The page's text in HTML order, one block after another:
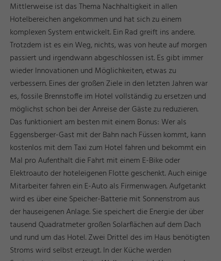
Mittlerweise ist das Thema Nachhaltigkeit in allen
Hotelbereichen angekommen und hat sich zu einem
komplexen System entwickelt. Ein Rad greift ins andere.
Trotzdem ist es ein Weg, nichts, was von heute auf morgen
passiert und irgendwann abgeschlossen ist. Es gibt immer
wieder Innovationen und Möglichkeiten, etwas zu
verbessern. Eines der großen Ziele in den letzten Jahren war
es, fossile Brennstoffe im Hotel vollständig zu ersetzen und
möglichst schon bei der Anreise der Gäste zu reduzieren.
Das funktioniert am besten mit einem Bonus: Wer als
Eggensberger-Gast mit der Bahn nach Füssen kommt, kann
kostenlos mit dem Taxi zum Hotel fahren und bekommt ein
Mal pro Aufenthalt die Fahrt mit einem E-Bike oder
Elektroauto der hoteleigenen Flotte geschenkt. Auch einige
Mitarbeiter fahren ein E-Auto als Firmenwagen. Aufgetankt
wird es über eine Speicher-Batterie mit Sonnenstrom aus
der hauseigenen Anlage. Sie speichert die Energie der über
tausend Quadratmeter großen Solarflächen auf dem Dach
und rund um das Hotel. Zwei Drittel des im Haus benötigten
Stroms wird selbst erzeugt. In der Küche werden